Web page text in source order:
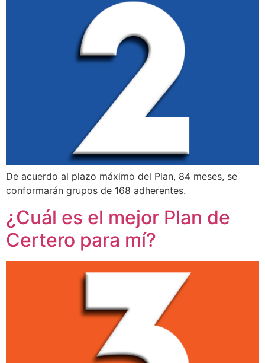
De acuerdo al plazo máximo del Plan, 84 meses, se
conformarán grupos de 168 adherentes.
¿Cuál es el mejor Plan de
Certero para mí?